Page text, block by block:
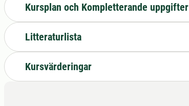
Kursplan och Kompletterande uppgifter
Litteraturlista
Kursvärderingar